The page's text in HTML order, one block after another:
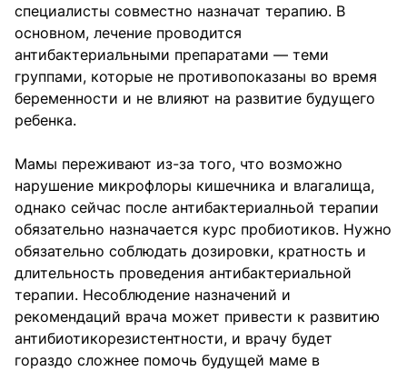
специалисты совместно назначат терапию. В
основном, лечение проводится
антибактериальными препаратами — теми
группами, которые не противопоказаны во время
беременности и не влияют на развитие будущего
ребенка.
Мамы переживают из-за того, что возможно
нарушение микрофлоры кишечника и влагалища,
однако сейчас после антибактериалньой терапии
обязательно назначается курс пробиотиков. Нужно
обязательно соблюдать дозировки, кратность и
длительность проведения антибактериальной
терапии. Несоблюдение назначений и
рекомендаций врача может привести к развитию
антибиотикорезистентности, и врачу будет
гораздо сложнее помочь будущей маме в